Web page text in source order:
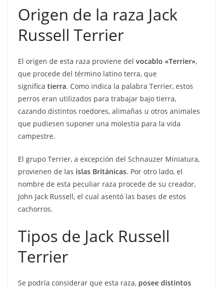
Origen de la raza Jack
Russell Terrier
El origen de esta raza proviene del vocablo «Terrier»,
que procede del término latino terra, que
significa tierra. Como indica la palabra Terrier, estos
perros eran utilizados para trabajar bajo tierra,
cazando distintos roedores, alimañas u otros animales
que pudiesen suponer una molestia para la vida
campestre.
El grupo Terrier, a excepción del Schnauzer Miniatura,
provienen de las islas Británicas. Por otro lado, el
nombre de esta peculiar raza procede de su creador,
John Jack Russell, el cual asentó las bases de estos
cachorros.
Tipos de Jack Russell
Terrier
Se podría considerar que esta raza, posee distintos